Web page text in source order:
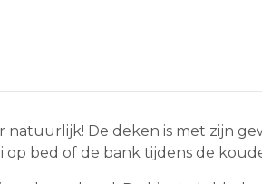
De deken is met zijn
bed of de bank tijdens de